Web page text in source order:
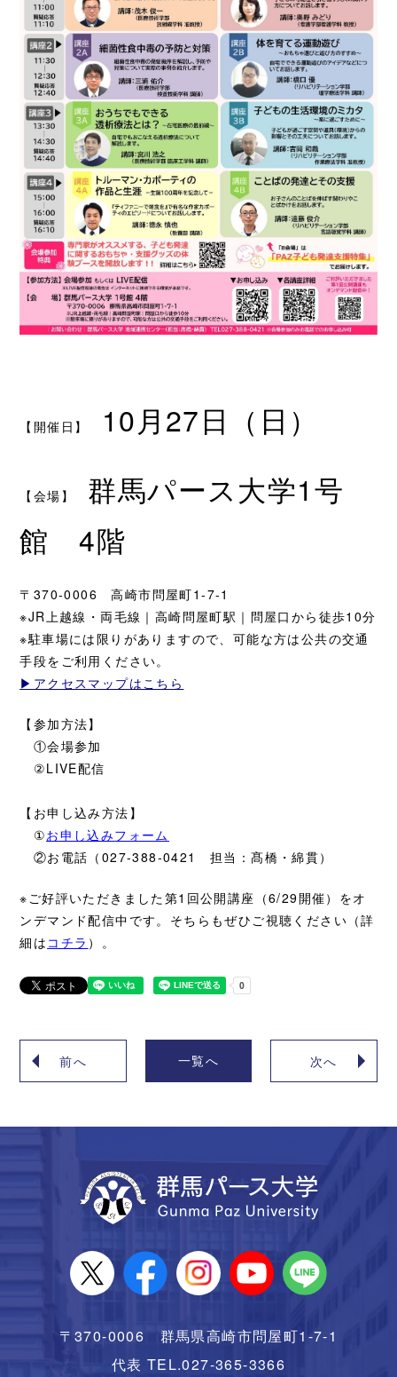
【開催日】 10月27日（日）
【会場】 群馬パース大学1号
館 4階
〒370-0006 高崎市問屋町1-7-1
※JR上越線・両毛線｜高崎問屋町駅｜問屋口から徒歩10分
※駐車場には限りがありますので、可能な方は公共の交通
手段をご利用ください。
▶アクセスマップはこちら
【参加方法】
①会場参加
②LIVE配信
【お申し込み方法】
①お申し込みフォーム
②お電話（027-388-0421 担当：髙橋・綿貫）
※ご好評いただきました第1回公開講座（6/29開催）をオ
ンデマンド配信中です。そちらもぜひご視聴ください（詳
細は コチラ ）。
前へ 一覧へ 次へ
〒370-0006 群馬県高崎市問屋町1-7-1
代表 TEL.027-365-3366